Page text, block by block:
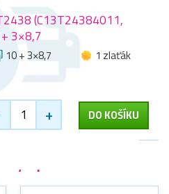
(C13T24384011,
3×8,7
10 + 3×8,7
1 zlaťák
+ DO KOŠÍKU